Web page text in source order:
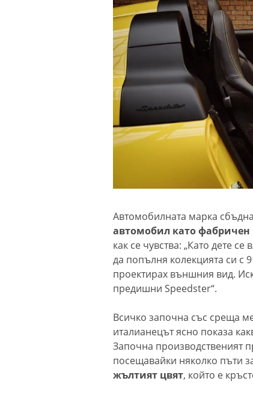
Автомобилната марка
автомобил като фабричен
как се чувства: „Като дете
да попълня колекцията си с
проектирах външния вид.
предишни Speedster“.
Всичко започна със среща
италианецът ясно показа
Започна производственият
посещавайки няколко пъти
жълтият цвят, който е